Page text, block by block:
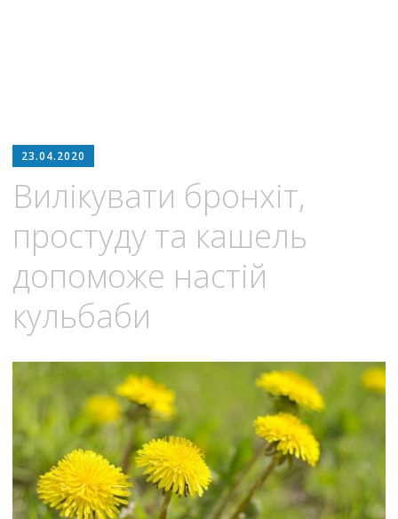
23.04.2020
Вилікувати бронхіт,
простуду та кашель
допоможе настій
кульбаби